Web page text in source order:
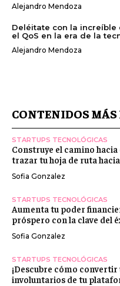
Alejandro Mendoza
Deléitate con la
el QoS en la era de la
Alejandro Mendoza
CONTENIDOS MÁS
STARTUPS TECNOLÓGICAS
Construye el camino
trazar tu hoja de ruta
Sofia Gonzalez
STARTUPS TECNOLÓGICAS
Aumenta tu poder
próspero con la clave del
Sofia Gonzalez
STARTUPS TECNOLÓGICAS
¡Descubre cómo
involuntarios de tu